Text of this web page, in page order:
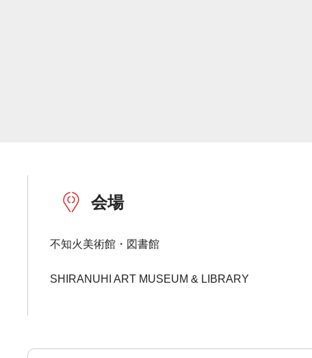
会場
不知火美術館・図書館
SHIRANUHI ART MUSEUM & LIBRARY